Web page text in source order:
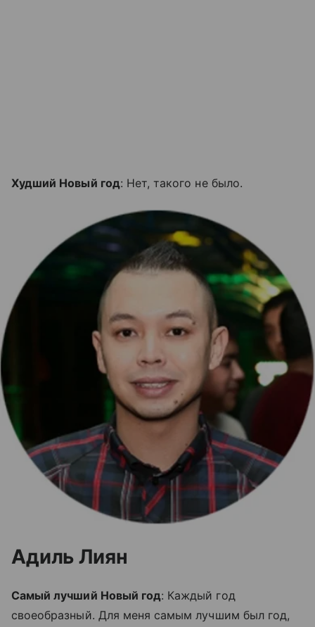
Худший Новый год: Нет, такого не было.
Адиль Лиян
Самый лучший Новый год: Каждый год
своеобразный. Для меня самым лучшим был год,